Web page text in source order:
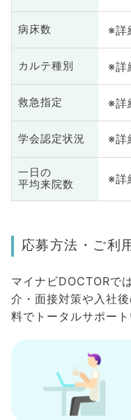
病床数 ※詳
カルテ種別 ※詳
救急指定 ※詳
学会認定状況 ※詳
一日の
平均来院数
※詳
応募方法・ご利
マイナビDOCTORで
介・面接対策や入社
料でトータルサポート